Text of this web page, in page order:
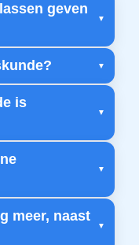
geven
is
meer, naast